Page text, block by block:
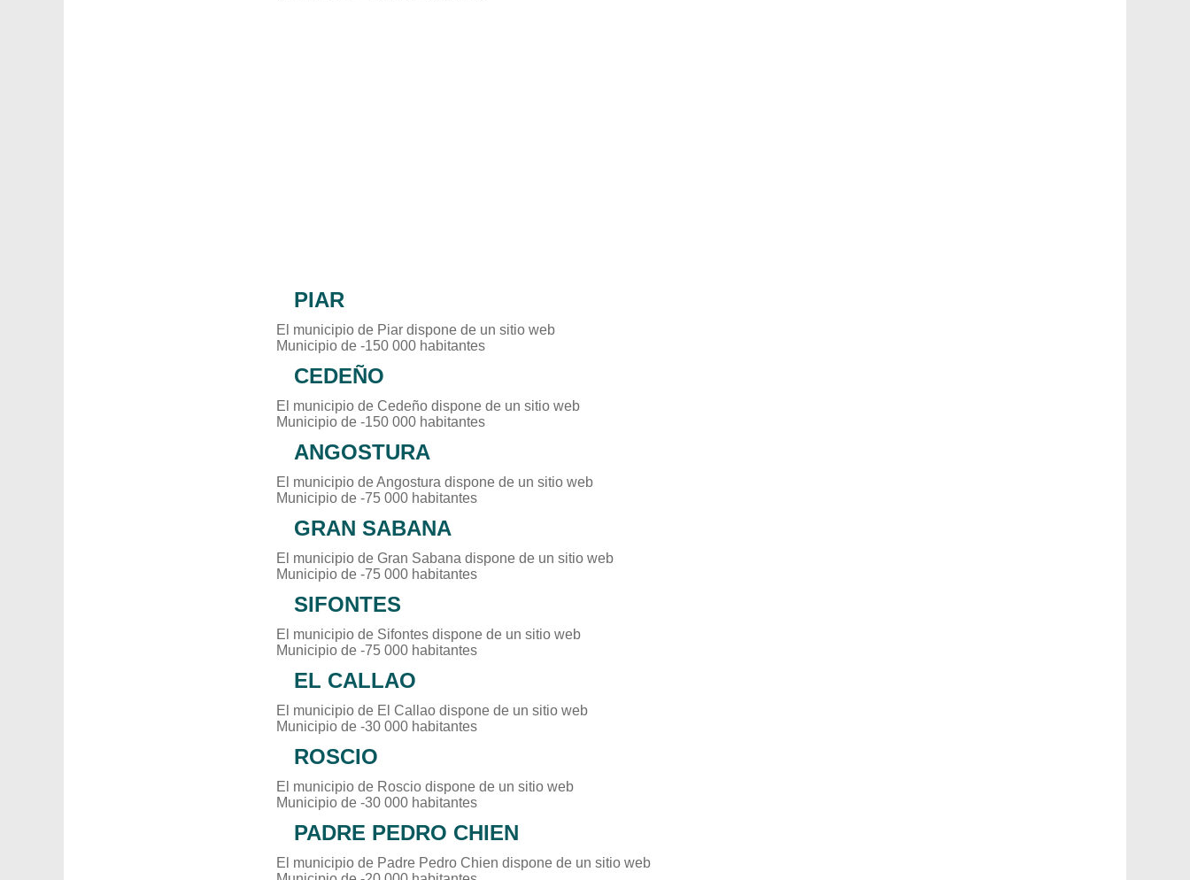
PIAR
El municipio de Piar dispone de un sitio web
Municipio de -150 000 habitantes
CEDEÑO
El municipio de Cedeño dispone de un sitio web
Municipio de -150 000 habitantes
ANGOSTURA
El municipio de Angostura dispone de un sitio web
Municipio de -75 000 habitantes
GRAN SABANA
El municipio de Gran Sabana dispone de un sitio web
Municipio de -75 000 habitantes
SIFONTES
El municipio de Sifontes dispone de un sitio web
Municipio de -75 000 habitantes
EL CALLAO
El municipio de El Callao dispone de un sitio web
Municipio de -30 000 habitantes
ROSCIO
El municipio de Roscio dispone de un sitio web
Municipio de -30 000 habitantes
PADRE PEDRO CHIEN
El municipio de Padre Pedro Chien dispone de un sitio web